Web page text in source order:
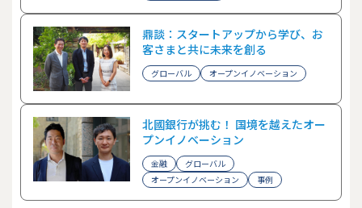
鼎談：スタートアップから学び、お
客さまと共に未来を創る
グローバル オープンイノベーション
北國銀行が挑む！ 国境を越えたオー
プンイノベーション
金融
グローバル
オープンイノベーション
事例